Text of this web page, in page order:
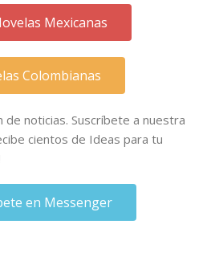
Mexicanas
Colombianas
noticias. Suscríbete a nuestra
cientos de Ideas para tu
en Messenger